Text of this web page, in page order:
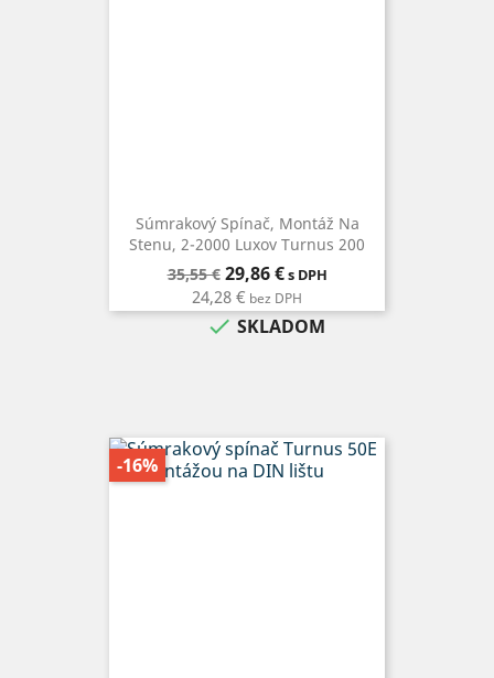
Súmrakový Spínač, Montáž Na
Stenu, 2-2000 Luxov Turnus 200
Bežná
cena
35,55 € Cena
29,86 €s DPH
24,28 € bez DPH
 SKLADOM
-16%